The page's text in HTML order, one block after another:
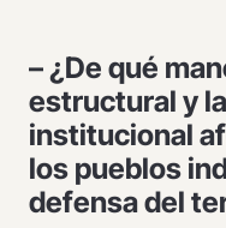
– ¿De qué
estructural y
institucional
los pueblos
defensa del